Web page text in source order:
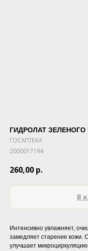
ГИДРОЛАТ ЗЕЛЕНОГО
ГОСАПТЕКА
2000017194
260,00 р.
В
Интенсивно увлажняет,
замедляет старение кожи.
улучшает